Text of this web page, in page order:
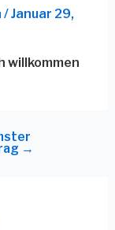
/Januar 29,
willkommen
→